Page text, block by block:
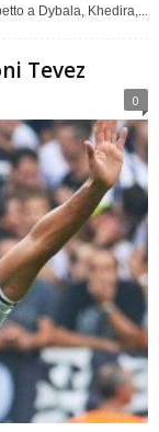
a Dybala, Khedira,...
Tevez
0